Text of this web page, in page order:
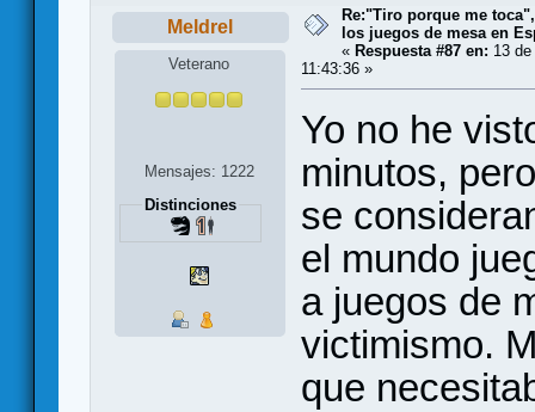
Meldrel
Veterano
Mensajes: 1222
Distinciones
Re:"Tiro porque me
los juegos de mesa en
« Respuesta #87 en: 13
11:43:36 »
Yo no he
minutos,
se
el mundo
a juegos de
victimismo.
que